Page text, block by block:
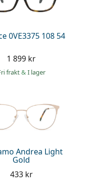
0VE3375 108 54
1 899 kr
frakt& I lager
Andrea Light
Gold
433 kr